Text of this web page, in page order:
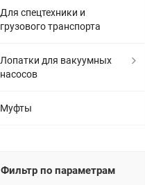
Для спецтехники и
грузового транспорта
Лопатки для вакуумных
насосов
Муфты
Фильтр по параметрам